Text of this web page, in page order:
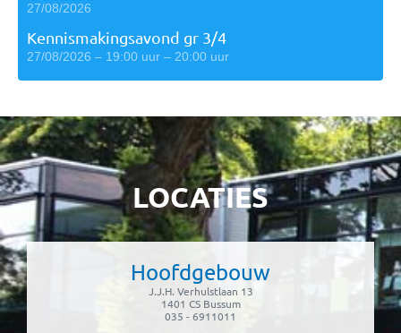
27/08/2026
Kennismakingsavond gr 3/4
27/08/2026 – 19:00 uur – 20:00 uur
LOCATIES
Hoofdgebouw
J.J.H. Verhulstlaan 13
1401 CS Bussum
035 - 6911011